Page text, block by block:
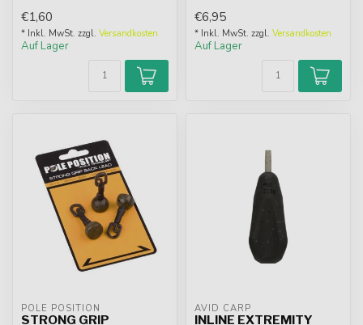
€1,60
* Inkl. MwSt. zzgl. Versandkosten
Auf Lager
Gru...
€6,95
* Inkl. MwSt. zzgl. Versandkosten
Auf Lager
POLE POSITION
STRONG GRIP
AVID CARP
INLINE EXTREMITY